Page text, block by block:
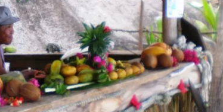
d’Arte con i bambini, quando la natura incontra l’arte
con i bambini: mare, attività e tour a prova di famiglia